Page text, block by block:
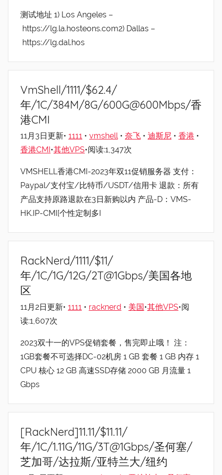
测试地址 1) Los Angeles –
https://lg.la.hosteons.com2) Dallas –
https://lg.dal.hos
VmShell/1111/$62.4/
年/1C/384M/8G/600G@600Mbps/香
港CMI
11月3日更新• 1111 • vmshell• 奈飞 • 迪斯尼 • 香港 •
香港CMI •其他VPS•阅读:1,347次
VMSHELL香港CMI-2023年双11促销服务器 支付：
Paypal/支付宝/比特币/USDT/信用卡 退款：所有
产品支持原路退款在3日新购以内 产品-D：VMS-
HK.IP-CMI[个性定制多I
RackNerd/1111/$11/
年/1C/1G/12G/2T@1Gbps/美国各地
区
11月2日更新• 1111 • racknerd • 美国•其他VPS•阅
读:1,607次
2023双十一的VPS促销套餐，售完即止哦！ 注：
1GB套餐不可选择DC-02机房 1 GB 套餐 1 GB 内存 1
CPU 核心 12 GB 高速SSD存储 2000 GB 月流量 1
Gbps
[RackNerd]11.11/$11.11/
年/1C/1.11G/11G/3T@1Gbps/圣何塞/
芝加哥/达拉斯/亚特兰大/纽约